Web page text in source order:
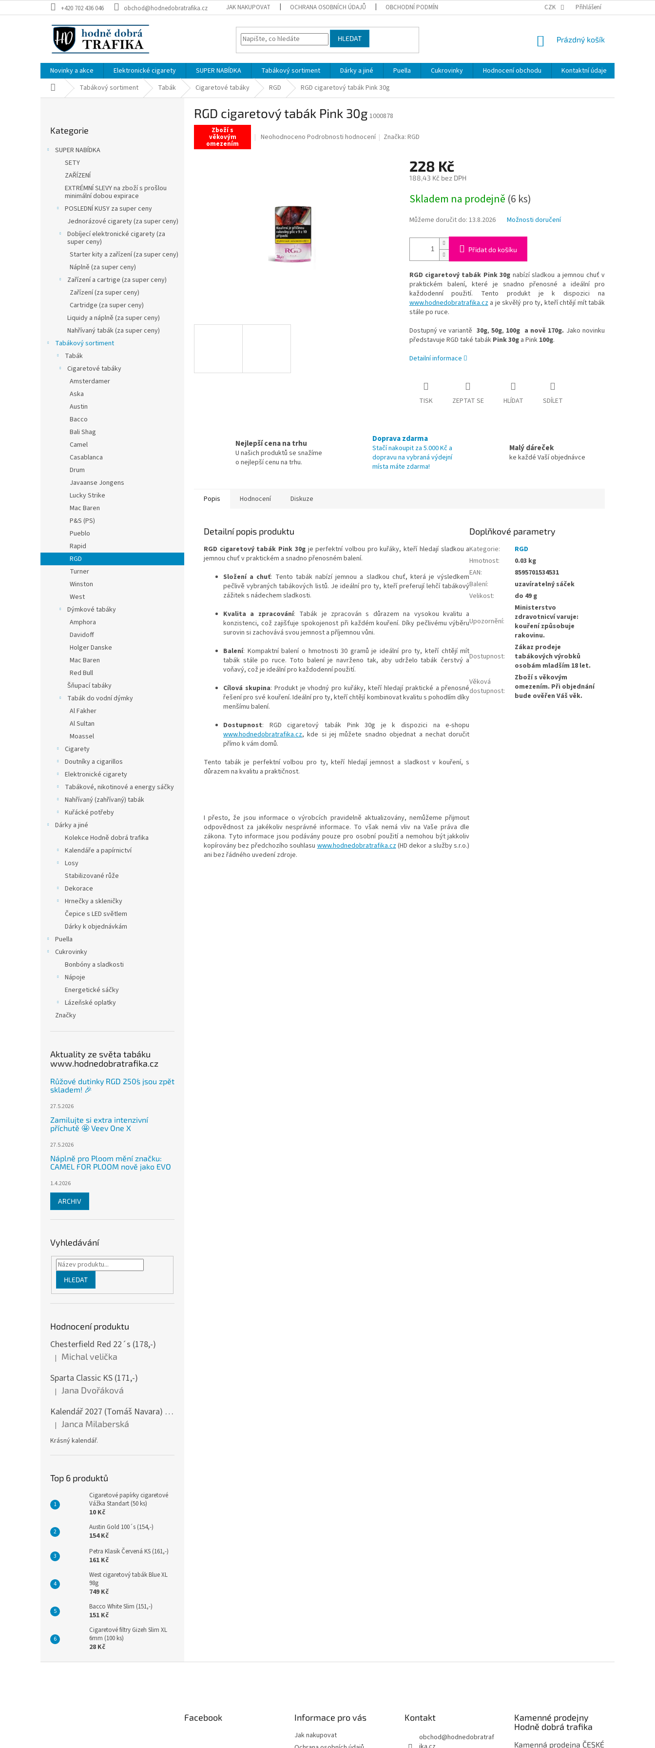
na
+420 702 436 046 obchod@hodnedobratrafika.cz JAK NAKUPOVAT OCHRANA OSOBNÍCH ÚDAJŮ OBCHODNÍ PODMÍNKY BEZPEČNOSTÍ UPOZORNĚNÍ K NÁMI VYRÁBENÝM SVÍČKÁM
CZK Přihlášení
HLEDAT
NÁKUPNÍ
Prázdný košík
Novinky a akce Elektronické cigarety SUPER NABÍDKA Tabákový sortiment Dárky a jiné Puella Cukrovinky Hodnocení obchodu Kontaktní údaje
Domů Tabákový sortiment Tabák Cigaretové tabáky RGD RGD cigaretový tabák Pink 30g
kategorie
Kategorie
SUPER NABÍDKA
SETY
ZAŘÍZENÍ
EXTRÉMNÍ SLEVY na zboží s prošlou
minimální dobou expirace
POSLEDNÍ KUSY za super ceny
Jednorázové cigarety (za super ceny)
Dobíjecí elektronické cigarety (za
super ceny)
Starter kity a zařízení (za super ceny)
Náplně (za super ceny)
Zařízení a cartrige (za super ceny)
Zařízení (za super ceny)
Cartridge (za super ceny)
Liquidy a náplně (za super ceny)
Nahřívaný tabák (za super ceny)
Tabákový sortiment
Tabák
Cigaretové tabáky
Amsterdamer
Aska
Austin
Bacco
Bali Shag
Camel
Casablanca
Drum
Javaanse Jongens
Lucky Strike
Mac Baren
P&S (PS)
Pueblo
Rapid
RGD
Turner
Winston
West
Dýmkové tabáky
Amphora
Davidoff
Holger Danske
Mac Baren
Red Bull
Šňupací tabáky
Tabák do vodní dýmky
Al Fakher
Al Sultan
Moassel
Cigarety
Doutníky a cigarillos
Elektronické cigarety
Tabákové, nikotinové a energy sáčky
Nahřívaný (zahřívaný) tabák
Kuřácké potřeby
Dárky a jiné
Kolekce Hodně dobrá trafika
Kalendáře a papírnictví
Losy
Stabilizované růže
Dekorace
Hrnečky a skleničky
Čepice s LED světlem
Dárky k objednávkám
Puella
Cukrovinky
Bonbóny a sladkosti
Nápoje
Energetické sáčky
Lázeňské oplatky
Značky
Aktuality ze světa tabáku
www.hodnedobratrafika.cz
Růžové dutinky RGD 250´s jsou zpět
skladem! 🎉
27.5.2026
Zamilujte si extra intenzivní
příchutě 🤩 Veev One X
27.5.2026
Náplně pro Ploom mění značku:
CAMEL FOR PLOOM nově jako EVO
1.4.2026
ARCHIV
Vyhledávání
HLEDAT
Hodnocení produktu
Chesterfield Red 22´s (178,-)
Hodnocení produktu je 5 z 5 hvězdiček.
| Michal velička
Sparta Classic KS (171,-)
Hodnocení produktu je 5 z 5 hvězdiček.
| Jana Dvořáková
Kalendář 2027 (Tomáš Navara) - Šumava v srdci mém - nástěnný
Hodnocení produktu je 5 z 5 hvězdiček.
| Janca Milaberská
Krásný kalendář.
Top 6 produktů
Cigaretové papírky cigaretové
Vážka Standart (50 ks)
10 Kč
Austin Gold 100´s (154,-)
154 Kč
Petra Klasik Červená KS (161,-)
161 Kč
West cigaretový tabák Blue XL
98g
749 Kč
Bacco White Slim (151,-)
151 Kč
Cigaretové filtry Gizeh Slim XL
6mm (100 ks)
28 Kč
RGD cigaretový tabák Pink 30g 1000878
Zboží s
věkovým
omezením
Průměrné
Neohodnoceno Podrobnosti hodnocení Značka:RGD
228 Kč
188,43 Kč bez DPH
cena:
Skladem na prodejně (6 ks)
Můžeme doručit do: 13.8.2026 Možnosti doručení
Přidat do košíku
RGD cigaretový tabák Pink 30g nabízí sladkou a jemnou chuť v
praktickém balení, které je snadno přenosné a ideální pro
každodenní použití. Tento produkt je k dispozici na
www.hodnedobratrafika.cza je skvělý pro ty, kteří chtějí mít tabák
stále po ruce.
Dostupný ve variantě 30g, 50g, 100g a nově 170g. Jako novinku
představuje RGD také tabák Pink 30ga Pink 100g.
Detailní informace
TISK ZEPTAT SE HLÍDAT SDÍLET
Nejlepší cena na trhu
U našich produktů se snažíme
o nejlepší cenu na trhu.
Doprava zdarma
Stačí nakoupit za 5.000 Kč a
dopravu na vybraná výdejní
místa máte zdarma!
Malý dáreček
ke každé Vaší objednávce
Popis Hodnocení Diskuze
Detailní popis produktu
RGD cigaretový tabák Pink 30g je perfektní volbou pro kuřáky, kteří hledají sladkou a
jemnou chuť v praktickém a snadno přenosném balení.
Složení a chuť: Tento tabák nabízí jemnou a sladkou chuť, která je výsledkem
pečlivě vybraných tabákových listů. Je ideální pro ty, kteří preferují lehčí tabákový
zážitek s nádechem sladkosti.
Kvalita a zpracování: Tabák je zpracován s důrazem na vysokou kvalitu a
konzistenci, což zajišťuje spokojenost při každém kouření. Díky pečlivému výběru
surovin si zachovává svou jemnost a příjemnou vůni.
Balení: Kompaktní balení o hmotnosti 30 gramů je ideální pro ty, kteří chtějí mít
tabák stále po ruce. Toto balení je navrženo tak, aby udrželo tabák čerstvý a
voňavý, což je ideální pro každodenní použití.
Cílová skupina: Produkt je vhodný pro kuřáky, kteří hledají praktické a přenosné
řešení pro své kouření. Ideální pro ty, kteří chtějí kombinovat kvalitu s pohodlím díky
menšímu balení.
Dostupnost: RGD cigaretový tabák Pink 30g je k dispozici na e-shopu
www.hodnedobratrafika.cz, kde si jej můžete snadno objednat a nechat doručit
přímo k vám domů.
Tento tabák je perfektní volbou pro ty, kteří hledají jemnost a sladkost v kouření, s
důrazem na kvalitu a praktičnost.
I přesto, že jsou informace o výrobcích pravidelně aktualizovány, nemůžeme přijmout
odpovědnost za jakékoliv nesprávné informace. To však nemá vliv na Vaše práva dle
zákona. Tyto informace jsou podávány pouze pro osobní použití a nemohou být jakkoliv
kopírovány bez předchozího souhlasuwww.hodnedobratrafika.cz(HD dekor a služby s.r.o.)
ani bez řádného uvedení zdroje.
Doplňkové parametry
Kategorie:
RGD
Hmotnost:
0.03 kg
EAN:
8595701534531
Balení:
uzavíratelný sáček
Velikost: do 49 g
Upozornění:
Ministerstvo
zdravotnicví varuje:
kouření způsobuje
rakovinu.
Dostupnost:
Zákaz prodeje
tabákových výrobků
osobám mladším 18 let.
Věková
dostupnost:
Zboží s věkovým
omezením. Při objednání
bude ověřen Váš věk.
Facebook Informace pro vás
Jak nakupovat
Kontakt
obchod@hodnedobratraf
Kamenné prodejny
Hodně dobrá trafika
Kamenná prodejna ČESKÉ